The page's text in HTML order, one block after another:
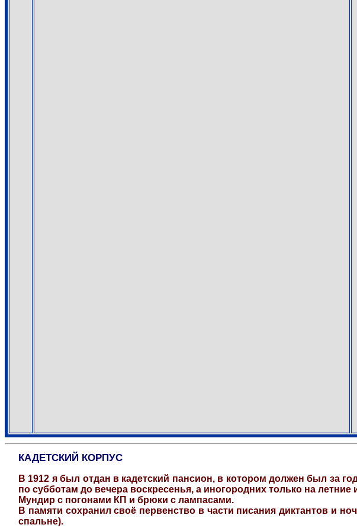
КАДЕТСКИЙ КОРПУС
В 1912 я был отдан в кадетский пансион, в котором должен был за
по субботам до вечера воскресенья, а иногородних только на летние
Мундир с погонами КП и брюки с лампасами.
В памяти сохранил своё первенство в части писания диктантов и
спальне).